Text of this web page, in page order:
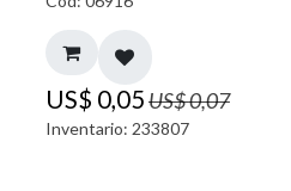
US$ 0,05US$0,07
Inventario: 233807